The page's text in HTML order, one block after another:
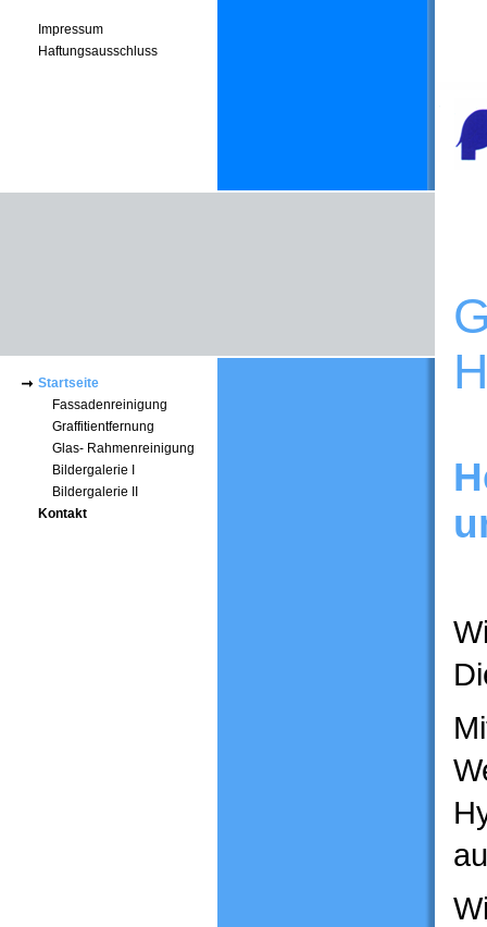
Impressum
Haftungsausschluss
Startseite
Fassadenreinigung
Graffitientfernung
Glas- Rahmenreinigung
Bildergalerie I
Bildergalerie II
Kontakt